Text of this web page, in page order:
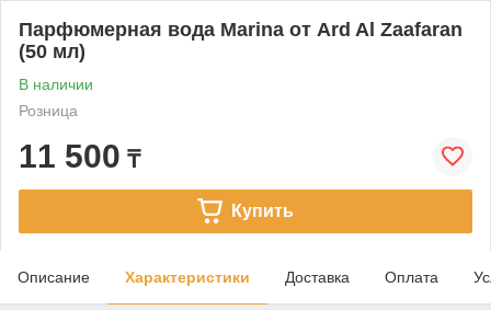
Парфюмерная вода Marina от Ard Al Zaafaran
(50 мл)
В наличии
Розница
11 500 ₸
Купить
Описание Характеристики Доставка Оплата